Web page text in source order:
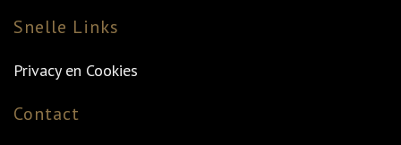
Snelle Links
Privacy en Cookies
Contact